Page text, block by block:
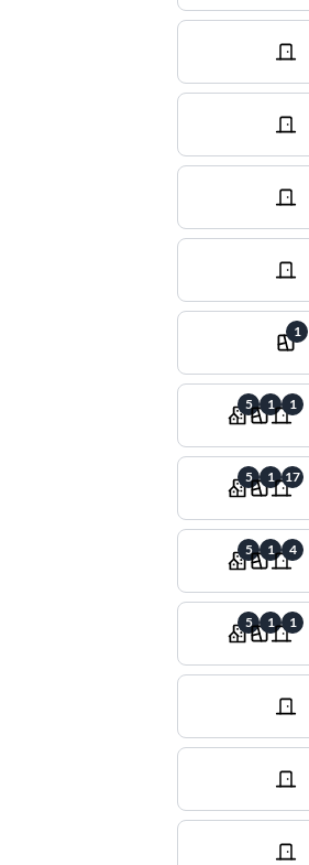
1
5 1 1
5 1 17
5 1 4
5 1 1